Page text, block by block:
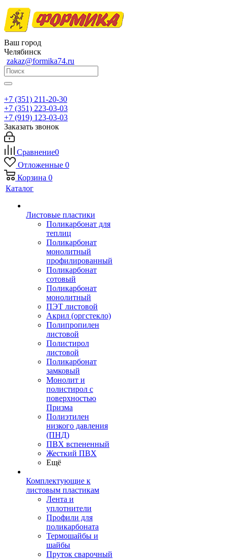
Ваш город
Челябинск
zakaz@formika74.ru
+7 (351) 211-20-30
+7 (351) 223-03-03
+7 (919) 123-03-03
Заказать звонок
Сравнение0
Отложенные 0
Корзина 0
Каталог
Листовые пластики
Поликарбонат для
теплиц
Поликарбонат
монолитный
профилированный
Поликарбонат
сотовый
Поликарбонат
монолитный
ПЭТ листовой
Акрил (оргстекло)
Полипропилен
листовой
Полистирол
листовой
Поликарбонат
замковый
Монолит и
полистирол с
поверхностью
Призма
Полиэтилен
низкого давления
(ПНД)
ПВХ вспененный
Жесткий ПВХ
Ещё
Комплектующие к
листовым пластикам
Лента и
уплотнители
Профили для
поликарбоната
Термошайбы и
шайбы
Пруток сварочный